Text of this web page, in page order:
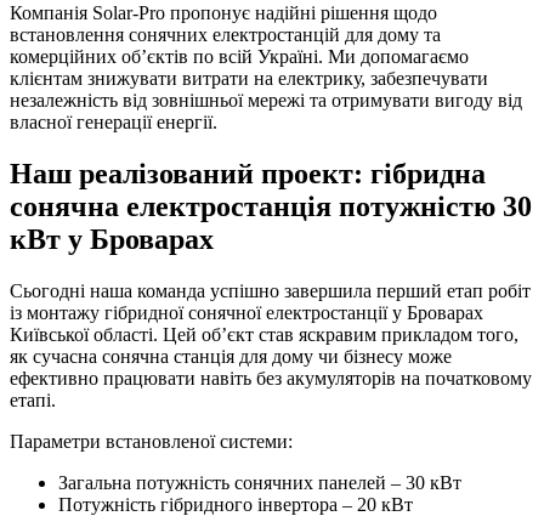
Компанія Solar-Pro пропонує надійні рішення щодо
встановлення сонячних електростанцій для дому та
комерційних об’єктів по всій Україні. Ми допомагаємо
клієнтам знижувати витрати на електрику, забезпечувати
незалежність від зовнішньої мережі та отримувати вигоду від
власної генерації енергії.
Наш реалізований проект: гібридна
сонячна електростанція потужністю 30
кВт у Броварах
Сьогодні наша команда успішно завершила перший етап робіт
із монтажу гібридної сонячної електростанції у Броварах
Київської області. Цей об’єкт став яскравим прикладом того,
як сучасна сонячна станція для дому чи бізнесу може
ефективно працювати навіть без акумуляторів на початковому
етапі.
Параметри встановленої системи:
Загальна потужність сонячних панелей – 30 кВт
Потужність гібридного інвертора – 20 кВт